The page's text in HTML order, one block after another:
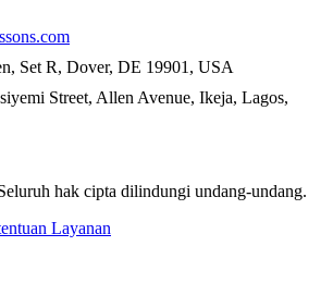
Set R, Dover, DE 19901, USA
Street, Allen Avenue, Ikeja, Lagos,
hak cipta dilindungi undang-undang.
Layanan